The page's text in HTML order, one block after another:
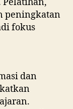
peningkatan
fokus
dan